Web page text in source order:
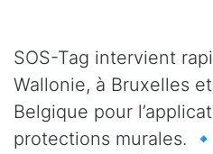
SOS-Tag intervient
Wallonie, à Bruxelles
Belgique pour
protections murales.